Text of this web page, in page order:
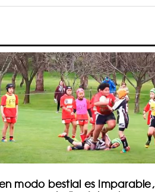
modo bestial es Imparable,